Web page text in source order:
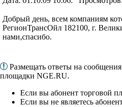
Добрый день, всем компаниям
РегионТрансОйл 182100, г.
нами,спасибо.
Размещать ответы на
площадки NGE.RU.
Если вы абонент торговой
Если вы не являетесь